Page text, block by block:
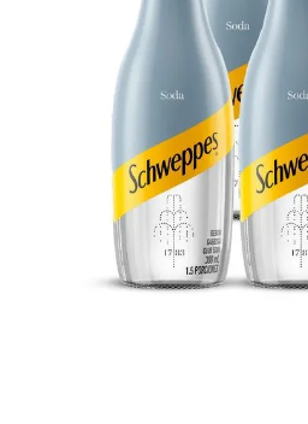
lácteos y refrigerados
vinos y licores
cuidado del bebé
mascotas